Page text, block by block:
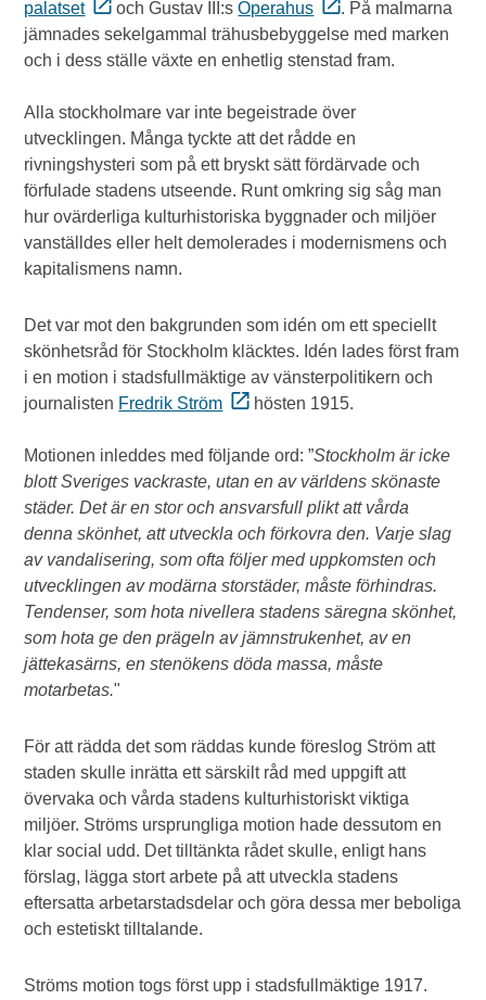
palatset
och Gustav III:sOperahus
. På malmarna
jämnades sekelgammal trähusbebyggelse med marken
och i dess ställe växte en enhetlig stenstad fram.
Alla stockholmare var inte begeistrade över
utvecklingen. Många tyckte att det rådde en
rivningshysteri som på ett bryskt sätt fördärvade och
förfulade stadens utseende. Runt omkring sig såg man
hur ovärderliga kulturhistoriska byggnader och miljöer
vanställdes eller helt demolerades i modernismens och
kapitalismens namn.
Det var mot den bakgrunden som idén om ett speciellt
skönhetsråd för Stockholm kläcktes. Idén lades först fram
i en motion i stadsfullmäktige av vänsterpolitikern och
journalisten Fredrik Ström hösten 1915.
Motionen inleddes med följande ord: ”Stockholm är icke
blott Sveriges vackraste, utan en av världens skönaste
städer. Det är en stor och ansvarsfull plikt att vårda
denna skönhet, att utveckla och förkovra den. Varje slag
av vandalisering, som ofta följer med uppkomsten och
utvecklingen av modärna storstäder, måste förhindras.
Tendenser, som hota nivellera stadens säregna skönhet,
som hota ge den prägeln av jämnstrukenhet, av en
jättekasärns, en stenökens döda massa, måste
motarbetas."
För att rädda det som räddas kunde föreslog Ström att
staden skulle inrätta ett särskilt råd med uppgift att
övervaka och vårda stadens kulturhistoriskt viktiga
miljöer. Ströms ursprungliga motion hade dessutom en
klar social udd. Det tilltänkta rådet skulle, enligt hans
förslag, lägga stort arbete på att utveckla stadens
eftersatta arbetarstadsdelar och göra dessa mer beboliga
och estetiskt tilltalande.
Ströms motion togs först upp i stadsfullmäktige 1917.